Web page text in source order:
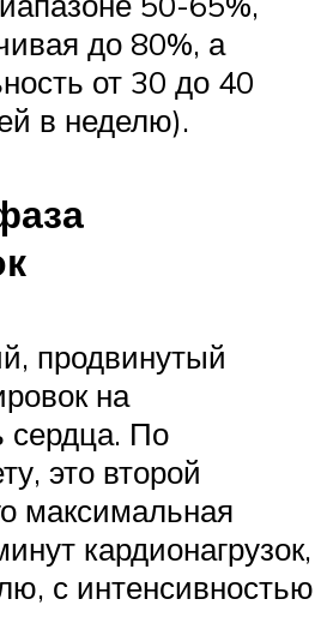
до 80%, а
от 30 до 40
в неделю).
продвинутый
на
сердца. По
это второй
максимальная
кардионагрузок,
с интенсивностью